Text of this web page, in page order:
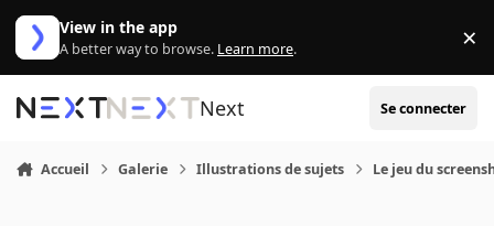
Aller au contenu
View in the app
A better way to browse. Learn more. ×
Next Se connecter
Accueil Galerie Illustrations de sujets Le jeu du